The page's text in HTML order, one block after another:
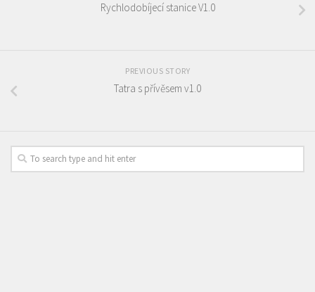
Rychlodobíjecí stanice V1.0
PREVIOUS STORY
Tatra s přívěsem v1.0